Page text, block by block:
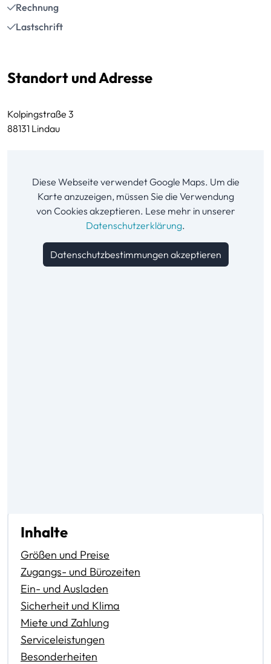
Rechnung
Lastschrift
Standort und Adresse
Kolpingstraße 3
88131 Lindau
Diese Webseite verwendet Google Maps. Um die
Karte anzuzeigen, müssen Sie die Verwendung
von Cookies akzeptieren. Lese mehr in unserer
Datenschutzerklärung.
Datenschutzbestimmungen akzeptieren
Inhalte
Größen und Preise
Zugangs- und Bürozeiten
Ein- und Ausladen
Sicherheit und Klima
Miete und Zahlung
Serviceleistungen
Besonderheiten